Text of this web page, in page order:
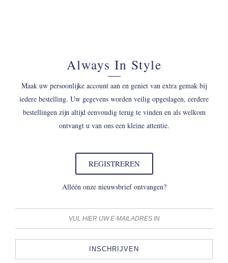
Always In Style
Maak uw persoonlijke account aan en geniet van extra gemak bij
iedere bestelling. Uw gegevens worden veilig opgeslagen, eerdere
bestellingen zijn altijd eenvoudig terug te vinden en als welkom
ontvangt u van ons een kleine attentie.
REGISTREREN
Alléén onze nieuwsbrief ontvangen?
INSCHRIJVEN